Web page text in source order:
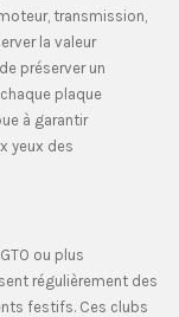
transmission,
la valeur
préserver un
plaque
à garantir
yeux des
ou plus
régulièrement des
festifs. Ces clubs